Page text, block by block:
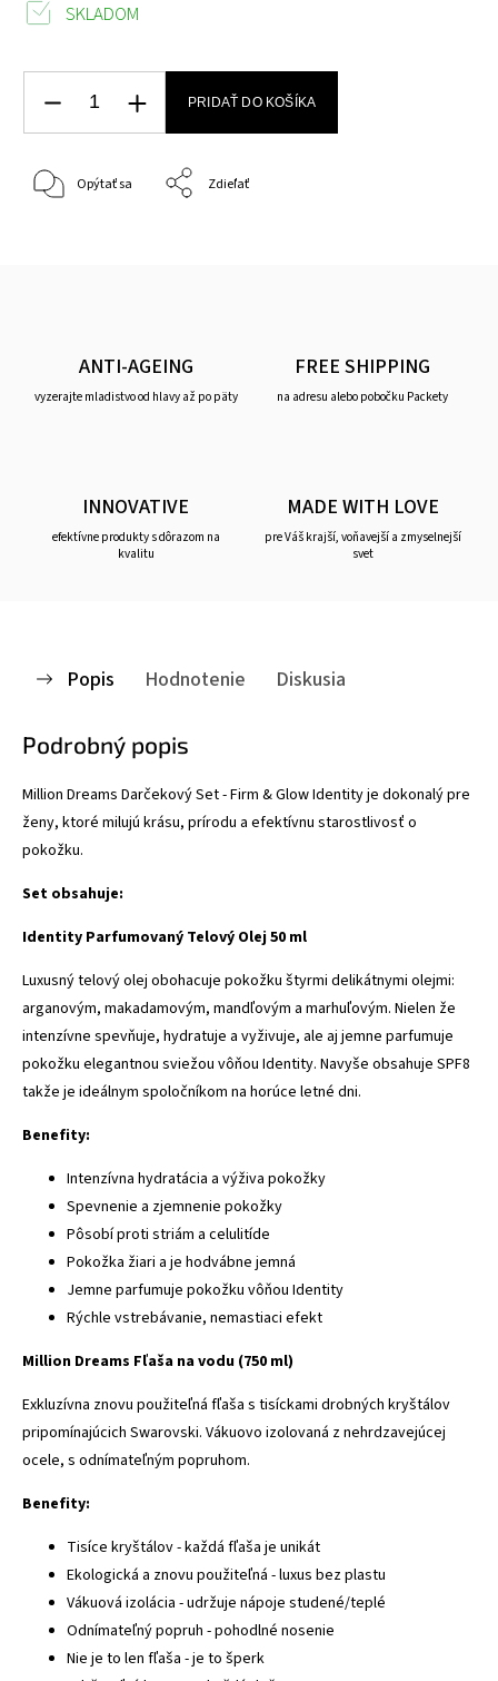
SKLADOM
PRIDAŤ DO KOŠÍKA
Opýtať sa Zdieľať
ANTI-AGEING
vyzerajte mladistvo od hlavy až po päty
FREE SHIPPING
na adresu alebo pobočku Packety
INNOVATIVE
efektívne produkty s dôrazom na
kvalitu
MADE WITH LOVE
pre Váš krajší, voňavejší a zmyselnejší
svet
Popis Hodnotenie Diskusia
Podrobný popis
Million Dreams Darčekový Set - Firm & Glow Identity je dokonalý pre
ženy, ktoré milujú krásu, prírodu a efektívnu starostlivosť o
pokožku.
Set obsahuje:
Identity Parfumovaný Telový Olej 50 ml
Luxusný telový olej obohacuje pokožku štyrmi delikátnymi olejmi:
arganovým, makadamovým, mandľovým a marhuľovým. Nielen že
intenzívne spevňuje, hydratuje a vyživuje, ale aj jemne parfumuje
pokožku elegantnou sviežou vôňou Identity. Navyše obsahuje SPF8
takže je ideálnym spoločníkom na horúce letné dni.
Benefity:
Intenzívna hydratácia a výživa pokožky
Spevnenie a zjemnenie pokožky
Pôsobí proti striám a celulitíde
Pokožka žiari a je hodvábne jemná
Jemne parfumuje pokožku vôňou Identity
Rýchle vstrebávanie, nemastiaci efekt
Million Dreams Fľaša na vodu (750 ml)
Exkluzívna znovu použiteľná fľaša s tisíckami drobných kryštálov
pripomínajúcich Swarovski. Vákuovo izolovaná z nehrdzavejúcej
ocele, s odnímateľným popruhom.
Benefity:
Tisíce kryštálov - každá fľaša je unikát
Ekologická a znovu použiteľná - luxus bez plastu
Vákuová izolácia - udržuje nápoje studené/teplé
Odnímateľný popruh - pohodlné nosenie
Nie je to len fľaša - je to šperk